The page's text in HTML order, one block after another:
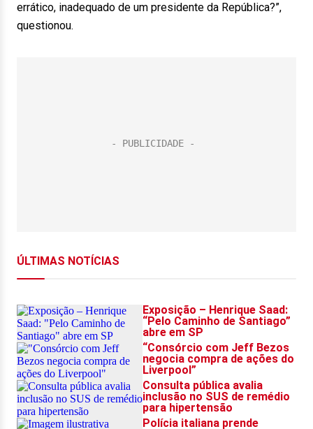
errático, inadequado de um presidente da República?”,
questionou.